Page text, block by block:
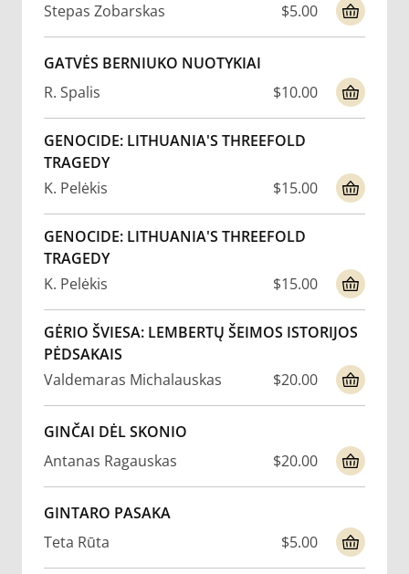
Stepas Zobarskas $5.00
GATVĖS BERNIUKO NUOTYKIAI
R. Spalis
$10.00
GENOCIDE: LITHUANIA'S THREEFOLD
TRAGEDY
K. Pelėkis
$15.00
GENOCIDE: LITHUANIA'S THREEFOLD
TRAGEDY
K. Pelėkis
$15.00
GĖRIO ŠVIESA: LEMBERTŲ ŠEIMOS ISTORIJOS
PĖDSAKAIS
Valdemaras Michalauskas
$20.00
GINČAI DĖL SKONIO
Antanas Ragauskas
$20.00
GINTARO PASAKA
Teta Rūta
$5.00